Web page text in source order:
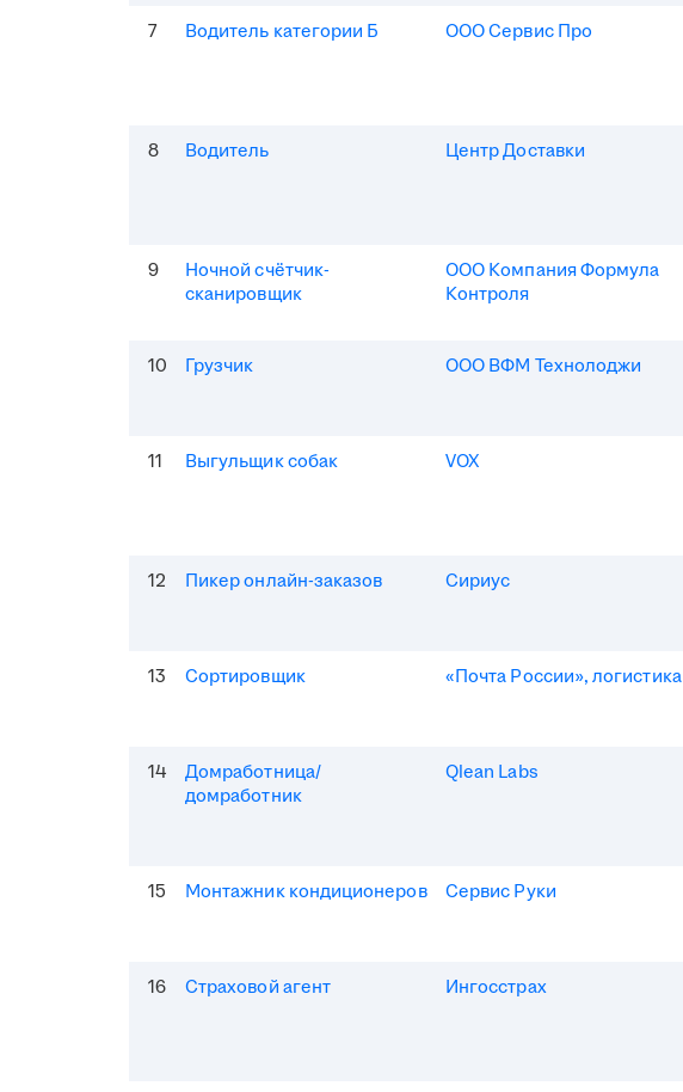
7 Водитель категории Б ООО Сервис Про
8 Водитель Центр Доставки
9
Ночной счётчик-
сканировщик
ООО Компания Формула
Контроля
10 Грузчик ООО ВФМ Технолоджи
11 Выгульщик собак VOX
12 Пикер онлайн-заказов Сириус
13 Сортировщик «Почта России», логистика
14
Домработница/
домработник
Qlean Labs
15 Монтажник кондиционеров Сервис Руки
16 Страховой агент Ингосстрах